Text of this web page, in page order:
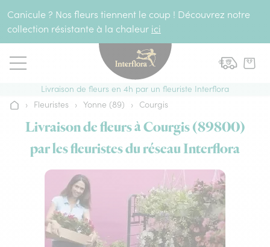
Canicule ? Nos fleurs tiennent le coup ! Découvrez notre
collection résistante à la chaleur ici
Livraison de fleurs en 4h par un fleuriste Interflora
Accueil
› Fleuristes › Yonne (89) › Courgis
Livraison de fleurs à Courgis (89800)
par les fleuristes du réseau Interflora